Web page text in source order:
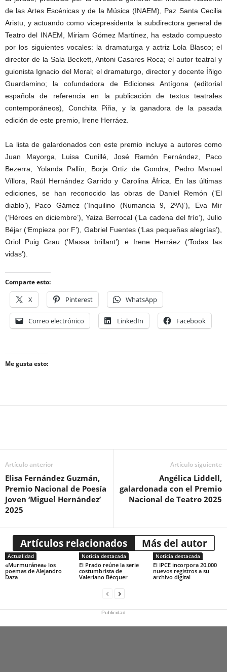
de las Artes Escénicas y de la Música (INAEM), Paz Santa Cecilia
Aristu, y actuando como vicepresidenta la subdirectora general de
Teatro del INAEM, Miriam Gómez Martínez, ha estado compuesto
por los siguientes vocales: la dramaturga y actriz Lola Blasco; el
director de la Sala Beckett, Antoni Casares Roca; el autor teatral y
guionista Ignacio del Moral; el dramaturgo, director y docente Íñigo
Guardamino; la cofundadora de Ediciones Antígona (editorial
española de referencia en la publicación de textos teatrales
contemporáneos), Conchita Piña, y la ganadora de la pasada
edición de este premio, Irene Herráez.
La lista de galardonados con este premio incluye a autores como
Juan Mayorga, Luisa Cunillé, José Ramón Fernández, Paco
Bezerra, Yolanda Pallín, Borja Ortiz de Gondra, Pedro Manuel
Víllora, Raúl Hernández Garrido y Carolina África. En las últimas
ediciones, se han reconocido las obras de Daniel Remón (‘El
diablo’), Paco Gámez (‘Inquilino (Numancia 9, 2ºA)’), Eva Mir
(‘Héroes en diciembre’), Yaiza Berrocal (‘La cadena del frío’), Julio
Béjar (‘Empieza por F’), Gabriel Fuentes (‘Las pequeñas alegrías’),
Oriol Puig Grau (‘Massa brillant’) e Irene Herráez (‘Todas las
vidas’).
Comparte esto:
X Pinterest WhatsApp
Correo electrónico LinkedIn Facebook
Me gusta esto:
Artículo anterior
Elisa Fernández Guzmán,
Premio Nacional de Poesía
Joven ‘Miguel Hernández’
2025
Artículo siguiente
Angélica Liddell,
galardonada con el Premio
Nacional de Teatro 2025
Artículos relacionados Más del autor
Actualidad
«Murmuránea» los
poemas de Alejandro
Daza
Noticia destacada
El Prado reúne la serie
costumbrista de
Valeriano Bécquer
Noticia destacada
El IPCE incorpora 20.000
nuevos registros a su
archivo digital
Publicidad